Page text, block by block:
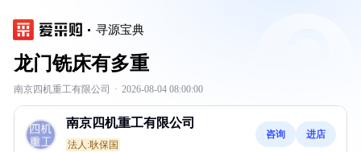
寻源宝典
龙门铣床有多重
南京四机重工有限公司 · 2026-08-04 08:00:00
南京四机重工有限公司
法人:耿保国
咨询 进店